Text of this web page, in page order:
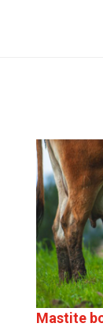
Mastite